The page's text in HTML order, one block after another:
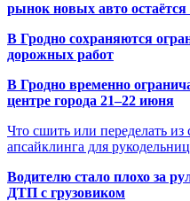
рынок новых авто
В Гродно сохраняются
дорожных работ
В Гродно временно
центре города 21–22 июня
Что сшить или переделать из
апсайклинга для рукодельниц
Водителю стало плохо за
ДТП с грузовиком